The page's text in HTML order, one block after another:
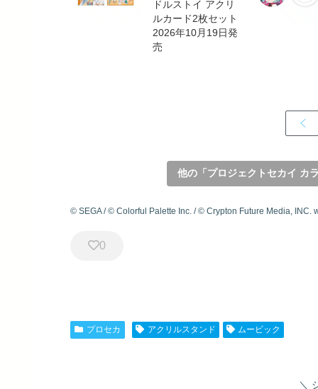
ドルストイ アクリ
ルカード2枚セット
2026年10月19日発
売
他の「プロジェクトセカイ カ
© SEGA / © Colorful Palette Inc. / © Crypton Future Media, INC.
0
プロセカ アクリルスタンド ムービック